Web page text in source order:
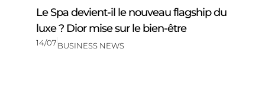
Le Spa devient-il le nouveau flagship du
luxe ? Dior mise sur le bien-être
14/07BUSINESS NEWS